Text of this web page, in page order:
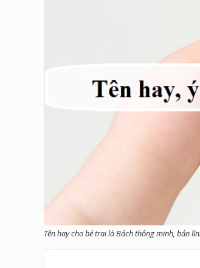
Tên hay cho bé trai là Bách thông minh, bản